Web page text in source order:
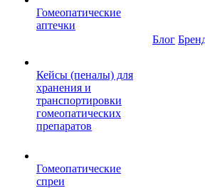
Гомеопатические
аптечки
Кейсы (пеналы) для
хранения и
транспортировки
гомеопатических
препаратов
Гомеопатические
спреи
Блог